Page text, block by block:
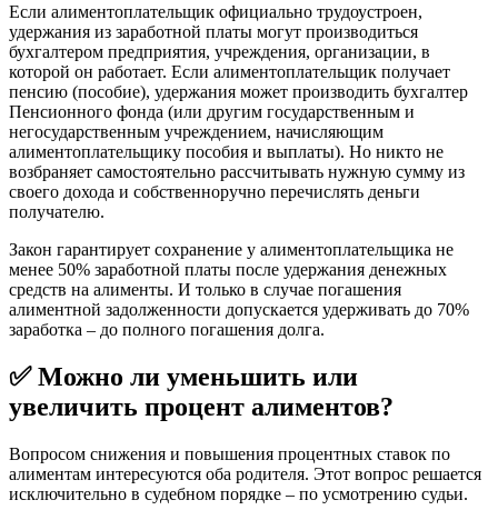
Если алиментоплательщик официально трудоустроен,
удержания из заработной платы могут производиться
бухгалтером предприятия, учреждения, организации, в
которой он работает. Если алиментоплательщик получает
пенсию (пособие), удержания может производить бухгалтер
Пенсионного фонда (или другим государственным и
негосударственным учреждением, начисляющим
алиментоплательщику пособия и выплаты). Но никто не
возбраняет самостоятельно рассчитывать нужную сумму из
своего дохода и собственноручно перечислять деньги
получателю.
Закон гарантирует сохранение у алиментоплательщика не
менее 50% заработной платы после удержания денежных
средств на алименты. И только в случае погашения
алиментной задолженности допускается удерживать до 70%
заработка – до полного погашения долга.
✅ Можно ли уменьшить или
увеличить процент алиментов?
Вопросом снижения и повышения процентных ставок по
алиментам интересуются оба родителя. Этот вопрос решается
исключительно в судебном порядке – по усмотрению судьи.